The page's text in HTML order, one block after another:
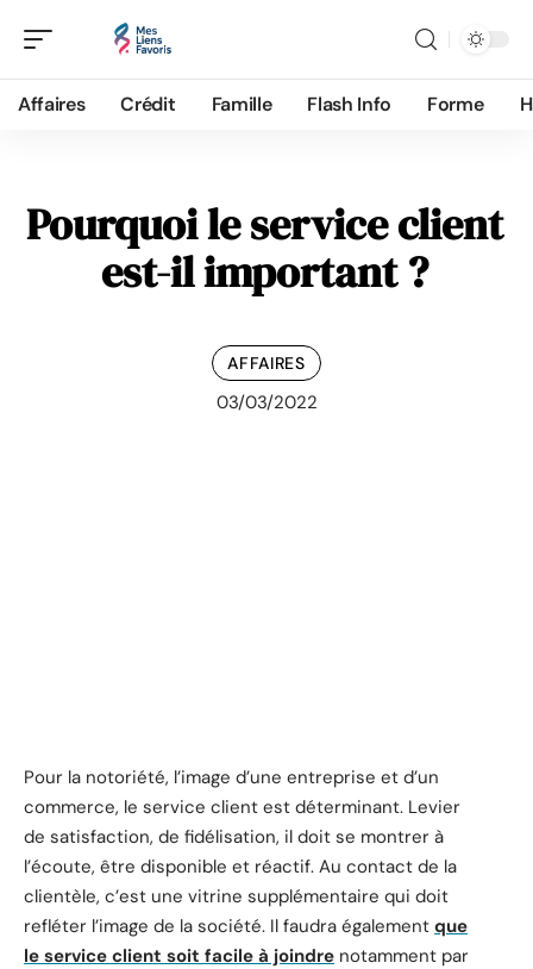
Affaires Crédit Famille Flash Info Forme
Pourquoi le service client
est-il important ?
AFFAIRES
03/03/2022
Pour la notoriété, l’image d’une entreprise et d’un
commerce, le service client est déterminant. Levier
de satisfaction, de fidélisation, il doit se montrer à
l’écoute, être disponible et réactif. Au contact de la
clientèle, c’est une vitrine supplémentaire qui doit
refléter l’image de la société. Il faudra également que
le service client soit facile à joindre notamment par